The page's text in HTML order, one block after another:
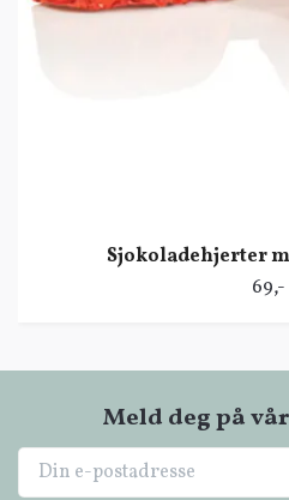
Sjokoladehjerter
69,-
Meld deg på